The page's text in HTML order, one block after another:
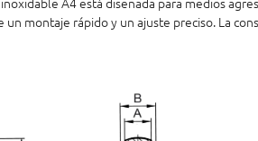
montaje rápido y un ajuste preciso. La